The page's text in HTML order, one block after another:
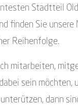
Stadtteil
finden Sie unsere
Reihenfolge.
mitarbeiten,
sein möchten,
dann